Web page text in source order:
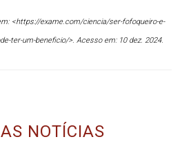
<https://exame.com/ciencia/ser-fofoqueiro-e-
ter-um-beneficio/>. Acesso em: 10 dez. 2024.
NOTÍCIAS